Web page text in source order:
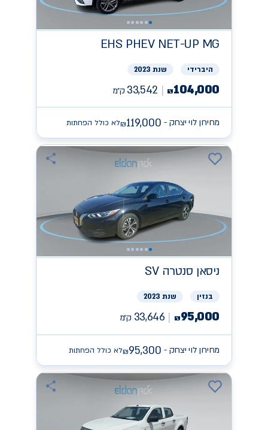
MG
EHS PHEV NET-UP
היברידי שנת 2023
₪104,000
33,542 ק״מ
מחירון לוי יצחק - ₪119,000 לא כולל הפחתות
ניסאן SV סנטרה
בנזין שנת 2023
₪95,000
33,646 ק״מ
מחירון לוי יצחק - ₪95,300 לא כולל הפחתות